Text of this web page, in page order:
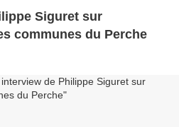
Siguret sur
communes du Perche